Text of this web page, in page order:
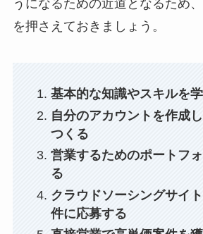
うになるための近道となるため
を押さえておきましょう。
基本的な知識やスキルを
自分のアカウントを作成
つくる
営業するためのポートフ
る
クラウドソーシングサイ
件に応募する